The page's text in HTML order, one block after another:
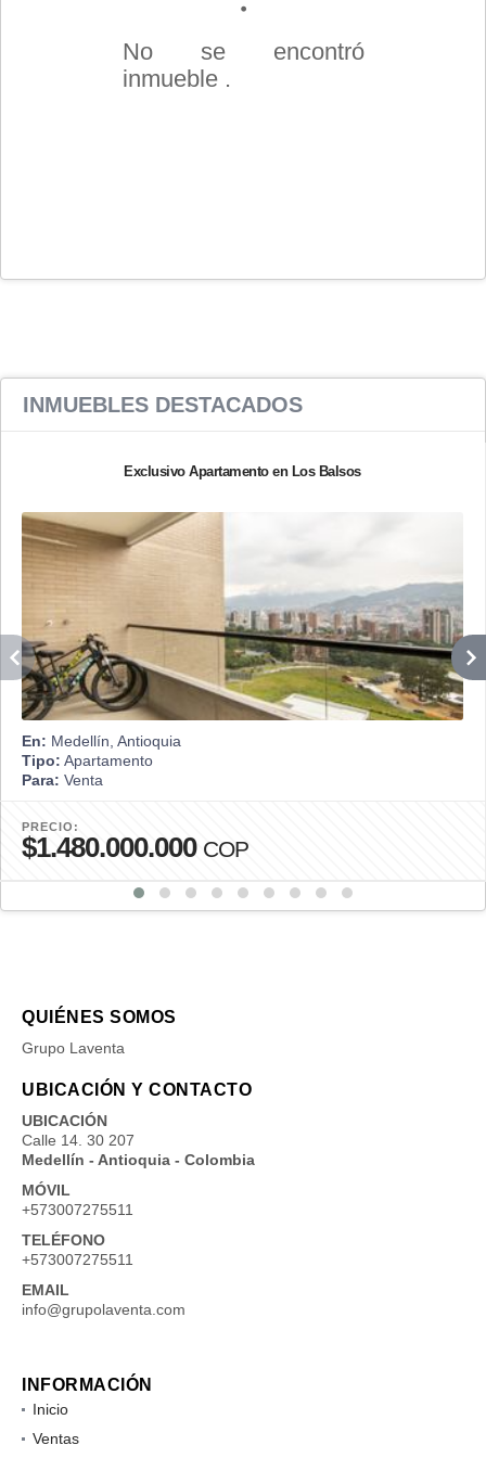
No se encontró
inmueble .
INMUEBLES DESTACADOS
Exclusivo Apartamento en Los Balsos
En: Medellín, Antioquia
Tipo: Apartamento
Para: Venta
PRECIO:
$1.480.000.000 COP
QUIÉNES SOMOS
Grupo Laventa
UBICACIÓN Y CONTACTO
UBICACIÓN
Calle 14. 30 207
Medellín - Antioquia - Colombia
MÓVIL
+573007275511
TELÉFONO
+573007275511
EMAIL
info@grupolaventa.com
INFORMACIÓN
Inicio
Ventas